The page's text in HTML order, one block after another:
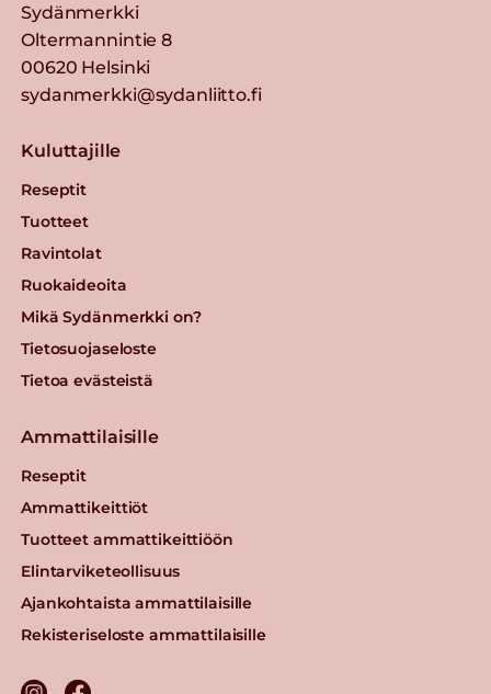
Sydänmerkki
Oltermannintie 8
00620 Helsinki
sydanmerkki@sydanliitto.fi
Kuluttajille
Reseptit
Tuotteet
Ravintolat
Ruokaideoita
Mikä Sydänmerkki on?
Tietosuojaseloste
Tietoa evästeistä
Ammattilaisille
Reseptit
Ammattikeittiöt
Tuotteet ammattikeittiöön
Elintarviketeollisuus
Ajankohtaista ammattilaisille
Rekisteriseloste ammattilaisille